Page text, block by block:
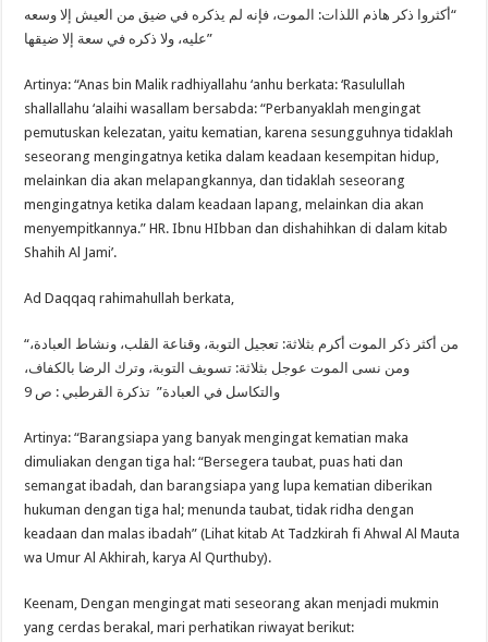
“أكثروا ذكر هاذم اللذات: الموت، فإنه لم يذكره في ضيق من العيش إلا وسعه
عليه، ولا ذكره في سعة إلا ضيقها”
Artinya: “Anas bin Malik radhiyallahu ‘anhu berkata: ‘Rasulullah
shallallahu ‘alaihi wasallam bersabda: “Perbanyaklah mengingat
pemutuskan kelezatan, yaitu kematian, karena sesungguhnya tidaklah
seseorang mengingatnya ketika dalam keadaan kesempitan hidup,
melainkan dia akan melapangkannya, dan tidaklah seseorang
mengingatnya ketika dalam keadaan lapang, melainkan dia akan
menyempitkannya.” HR. Ibnu HIbban dan dishahihkan di dalam kitab
Shahih Al Jami’.
Ad Daqqaq rahimahullah berkata,
“من أكثر ذكر الموت أكرم بثلاثة: تعجيل التوبة، وقناعة القلب، ونشاط العبادة،
ومن نسى الموت عوجل بثلاثة: تسويف التوبة، وترك الرضا بالكفاف،
والتكاسل في العبادة” تذكرة القرطبي : ص 9
Artinya: “Barangsiapa yang banyak mengingat kematian maka
dimuliakan dengan tiga hal: “Bersegera taubat, puas hati dan
semangat ibadah, dan barangsiapa yang lupa kematian diberikan
hukuman dengan tiga hal; menunda taubat, tidak ridha dengan
keadaan dan malas ibadah” (Lihat kitab At Tadzkirah fi Ahwal Al Mauta
wa Umur Al Akhirah, karya Al Qurthuby).
Keenam, Dengan mengingat mati seseorang akan menjadi mukmin
yang cerdas berakal, mari perhatikan riwayat berikut: